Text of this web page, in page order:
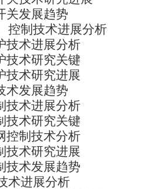
关发展趋势
控制技术进展分析
技术进展分析
技术研究关键
技术研究进展
术发展趋势
技术进展分析
技术研究关键
控制技术分析
技术研究进展
技术发展趋势
术进展分析